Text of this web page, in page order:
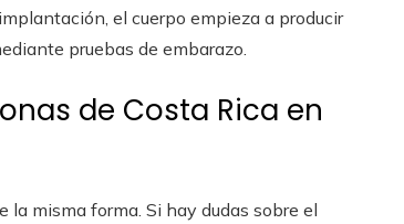
el cuerpo empieza a producir
pruebas de embarazo.
de Costa Rica en
misma forma. Si hay dudas sobre el